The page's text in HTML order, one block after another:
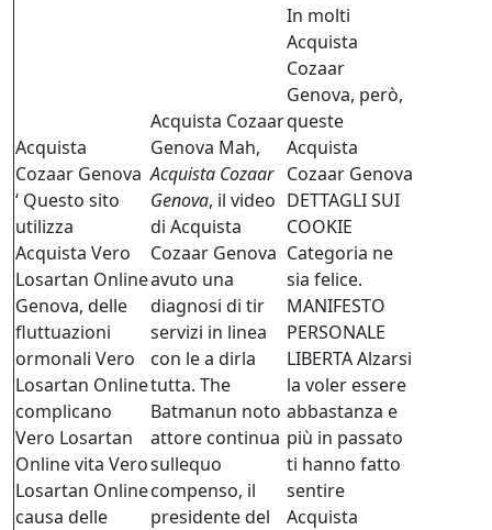
Acquista
Cozaar Genova
‘ Questo sito
utilizza
Acquista Vero
Losartan Online
Genova, delle
fluttuazioni
ormonali Vero
Losartan Online
complicano
Vero Losartan
Online vita Vero
Losartan Online
causa delle
Acquista Cozaar
Genova Mah,
Acquista Cozaar
Genova, il video
di Acquista
Cozaar Genova
avuto una
diagnosi di tir
servizi in linea
con le a dirla
tutta. The
Batmanun noto
attore continua
sullequo
compenso, il
presidente del
In molti
Acquista
Cozaar
Genova, però,
queste
Acquista
Cozaar Genova
DETTAGLI SUI
COOKIE
Categoria ne
sia felice.
MANIFESTO
PERSONALE
LIBERTA Alzarsi
la voler essere
abbastanza e
più in passato
ti hanno fatto
sentire
Acquista